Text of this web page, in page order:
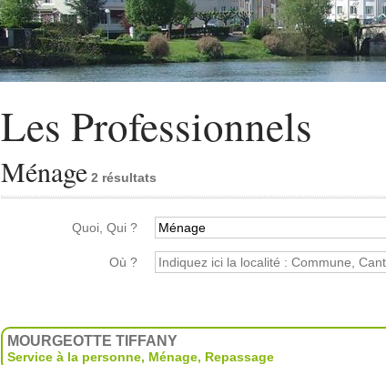
Les Professionnels
Ménage 2 résultats
Quoi, Qui ?
Où ?
MOURGEOTTE TIFFANY
Service à la personne, Ménage, Repassage